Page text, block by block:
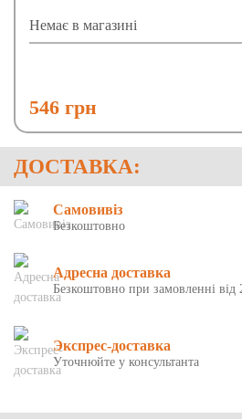
Немає в магазині
546 грн
ДОСТАВКА:
Самовивіз
Безкоштовно
Адресна доставка
Безкоштовно при замовленні від
Экспрес-доставка
Уточнюйте у консультанта